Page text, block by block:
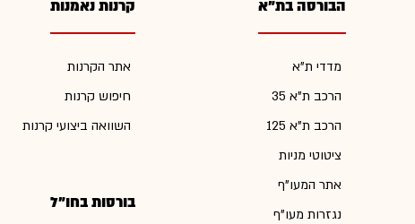
הבורסה בת"א
מדדי ת"א
הרכב ת"א 35
הרכב ת"א 125
ציטוטי מניות
אתר המעו"ף
נגזרות מעו"ף
קרנות נאמנות
אתר הקרנות
חיפוש קרנות
השוואה ביצועי קרנות
בורסות בחו"ל